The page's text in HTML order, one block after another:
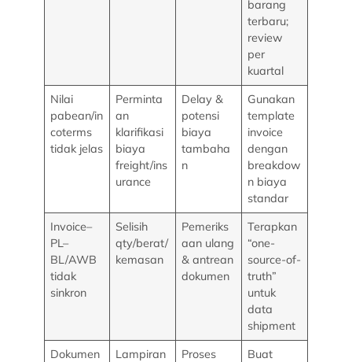
barang
terbaru;
review
per
kuartal
Nilai
pabean/in
coterms
tidak jelas
Perminta
an
klarifikasi
biaya
freight/ins
urance
Delay &
potensi
biaya
tambaha
n
Gunakan
template
invoice
dengan
breakdow
n biaya
standar
Invoice–
PL–
BL/AWB
tidak
sinkron
Selisih
qty/berat/
kemasan
Pemeriks
aan ulang
& antrean
dokumen
Terapkan
“one-
source-of-
truth”
untuk
data
shipment
Dokumen
Lampiran
Proses
Buat